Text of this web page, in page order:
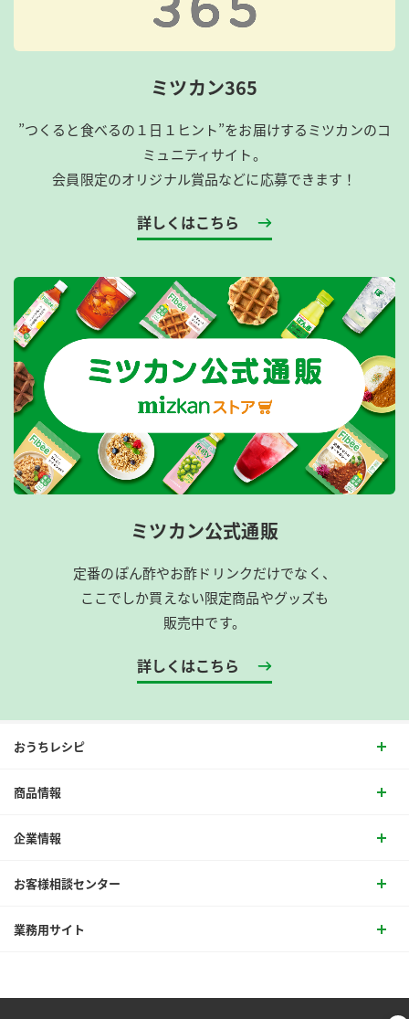
ミツカン365
”つくると食べるの１日１ヒント”をお届けするミツカンのコ
ミュニティサイト。
会員限定のオリジナル賞品などに応募できます！
詳しくはこちら
ミツカン公式通販
定番のぽん酢やお酢ドリンクだけでなく、
ここでしか買えない限定商品やグッズも
販売中です。
詳しくはこちら
おうちレシピ
商品情報
企業情報
お客様相談センター
業務用サイト